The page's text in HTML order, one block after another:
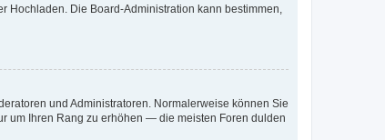
Hochladen. Die Board-Administration kann bestimmen,
und Administratoren. Normalerweise können Sie
um Ihren Rang zu erhöhen — die meisten Foren dulden